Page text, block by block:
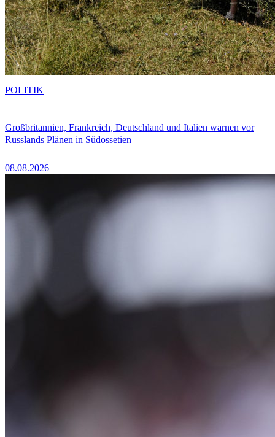
Großbritannien, Frankreich, Deutschland und Italien warnen vor
Russlands Plänen in Südossetien
08.08.2026
POLITIK